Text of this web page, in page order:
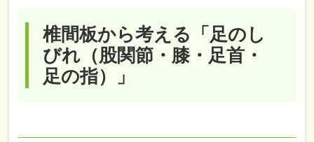
椎間板から考える「足のし
びれ（股関節・膝・足首・
足の指）」